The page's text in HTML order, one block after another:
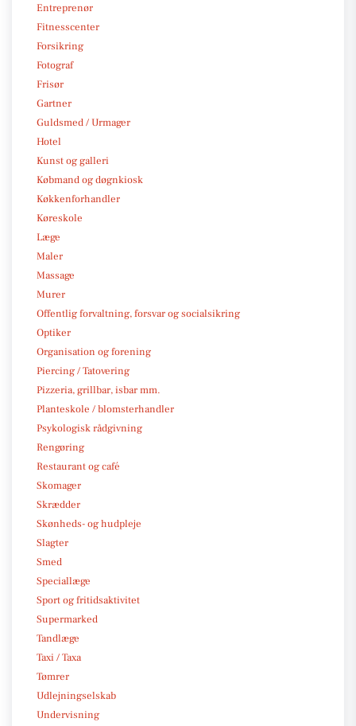
Entreprenør
Fitnesscenter
Forsikring
Fotograf
Frisør
Gartner
Guldsmed / Urmager
Hotel
Kunst og galleri
Købmand og døgnkiosk
Køkkenforhandler
Køreskole
Læge
Maler
Massage
Murer
Offentlig forvaltning, forsvar og socialsikring
Optiker
Organisation og forening
Piercing / Tatovering
Pizzeria, grillbar, isbar mm.
Planteskole / blomsterhandler
Psykologisk rådgivning
Rengøring
Restaurant og café
Skomager
Skrædder
Skønheds- og hudpleje
Slagter
Smed
Speciallæge
Sport og fritidsaktivitet
Supermarked
Tandlæge
Taxi / Taxa
Tømrer
Udlejningselskab
Undervisning